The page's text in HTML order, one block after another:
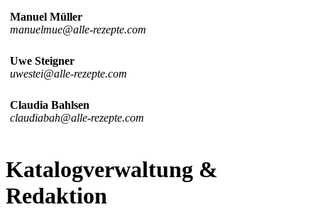
Manuel Müller
manuelmue@alle-rezepte.com
Uwe Steigner
uwestei@alle-rezepte.com
Claudia Bahlsen
claudiabah@alle-rezepte.com
Katalogverwaltung &
Redaktion